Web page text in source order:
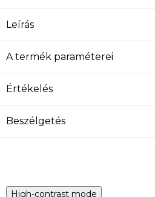
Leírás
A termék paraméterei
Értékelés
Beszélgetés
High-contrast mode